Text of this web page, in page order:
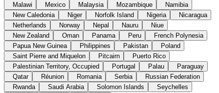
Malawi
Mexico Malaysia Mozambique
Namibia
New Caledonia
Niger Norfolk Island Nigeria
Nicaragua
Netherlands
Norway Nepal Nauru
Niue
New Zealand
Oman Panama Peru
French Polynesia
Papua New Guinea
Philippines Pakistan
Poland
Saint Pierre and Miquelon
Pitcairn
Puerto Rico
Palestinian Territory, Occupied
Portugal Palau
Paraguay
Qatar
Réunion Romania Serbia
Russian Federation
Rwanda
Saudi Arabia Solomon Islands
Seychelles